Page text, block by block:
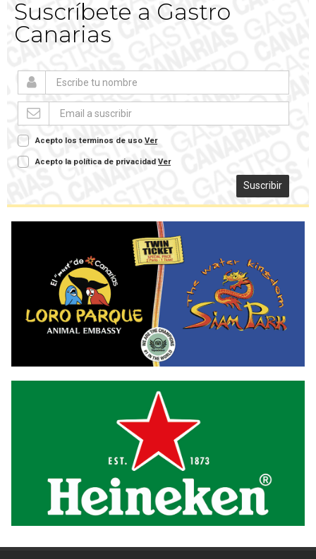
Suscríbete a Gastro
Canarias
Acepto los terminos de uso Ver
Acepto la política de privacidad Ver
Suscribir